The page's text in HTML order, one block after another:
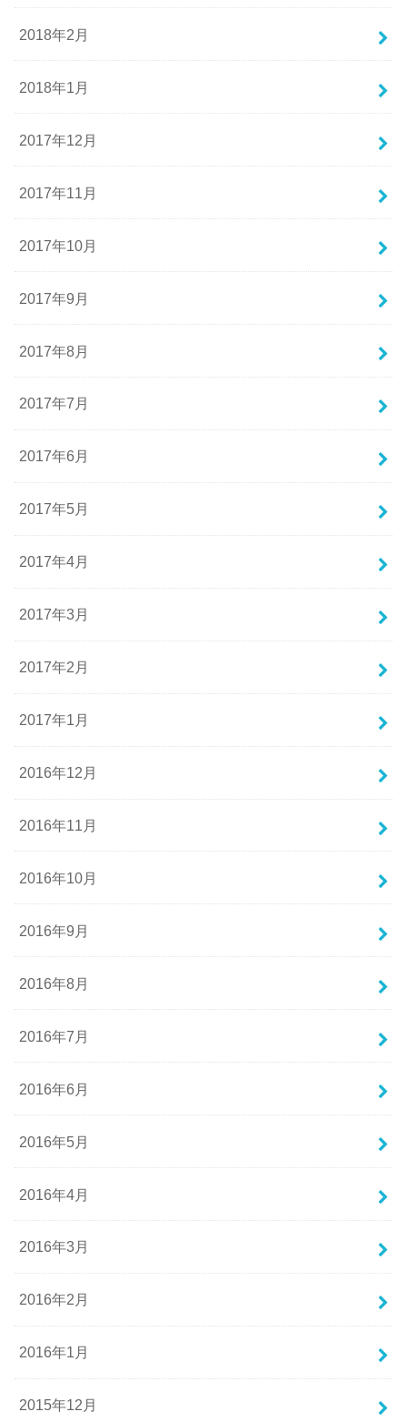
2018年2月
2018年1月
2017年12月
2017年11月
2017年10月
2017年9月
2017年8月
2017年7月
2017年6月
2017年5月
2017年4月
2017年3月
2017年2月
2017年1月
2016年12月
2016年11月
2016年10月
2016年9月
2016年8月
2016年7月
2016年6月
2016年5月
2016年4月
2016年3月
2016年2月
2016年1月
2015年12月